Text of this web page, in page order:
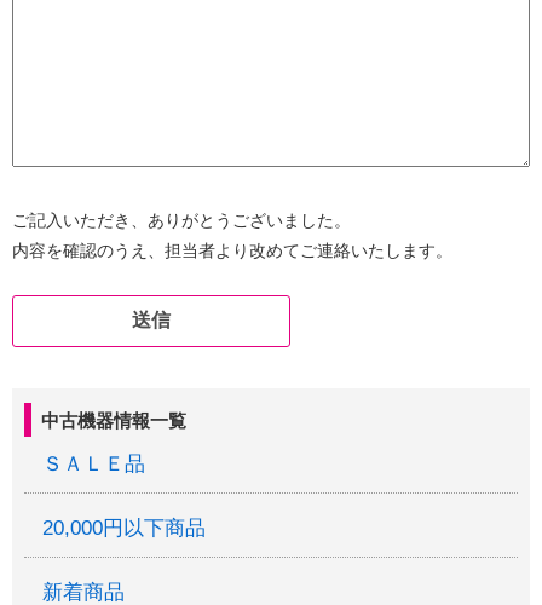
中古機器情報一覧
ＳＡＬＥ品
20,000円以下商品
新着商品
ご記入いただき、ありがとうございました。
内容を確認のうえ、担当者より改めてご連絡いたします。